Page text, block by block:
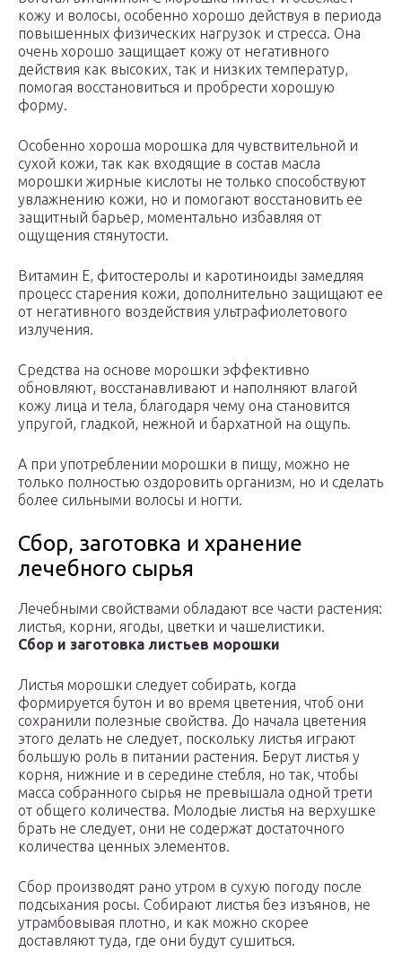
кожу и волосы, особенно хорошо действуя в периода
повышенных физических нагрузок и стресса. Она
очень хорошо защищает кожу от негативного
действия как высоких, так и низких температур,
помогая восстановиться и пробрести хорошую
форму.
Особенно хороша морошка для чувствительной и
сухой кожи, так как входящие в состав масла
морошки жирные кислоты не только способствуют
увлажнению кожи, но и помогают восстановить ее
защитный барьер, моментально избавляя от
ощущения стянутости.
Витамин Е, фитостеролы и каротиноиды замедляя
процесс старения кожи, дополнительно защищают ее
от негативного воздействия ультрафиолетового
излучения.
Средства на основе морошки эффективно
обновляют, восстанавливают и наполняют влагой
кожу лица и тела, благодаря чему она становится
упругой, гладкой, нежной и бархатной на ощупь.
А при употреблении морошки в пищу, можно не
только полностью оздоровить организм, но и сделать
более сильными волосы и ногти.
Сбор, заготовка и хранение
лечебного сырья
Лечебными свойствами обладают все части растения:
листья, корни, ягоды, цветки и чашелистики.
Сбор и заготовка листьев морошки
Листья морошки следует собирать, когда
формируется бутон и во время цветения, чтоб они
сохранили полезные свойства. До начала цветения
этого делать не следует, поскольку листья играют
большую роль в питании растения. Берут листья у
корня, нижние и в середине стебля, но так, чтобы
масса собранного сырья не превышала одной трети
от общего количества. Молодые листья на верхушке
брать не следует, они не содержат достаточного
количества ценных элементов.
Сбор производят рано утром в сухую погоду после
подсыхания росы. Собирают листья без изъянов, не
утрамбовывая плотно, и как можно скорее
доставляют туда, где они будут сушиться.